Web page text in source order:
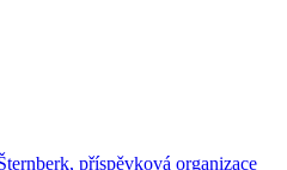
příspěvková organizace